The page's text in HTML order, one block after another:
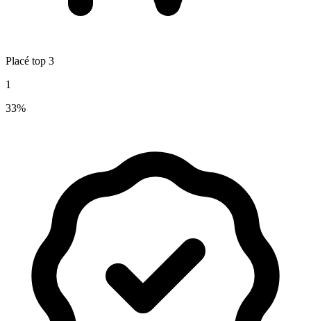
Placé top 3
1
33%